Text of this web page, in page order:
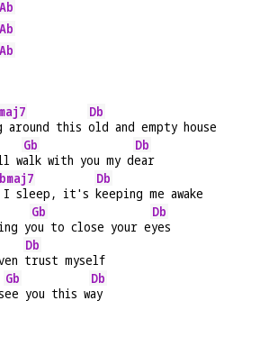
Ab
Ab
Ab
around this
Db
old and empty house
w
Gb
alk with you my d
Db
ear
I sleep, it's
Db
keeping me awake
y
Gb
ou to close your e
Db
yes
Db
trust myself
Gb
ee you this w
Db
ay